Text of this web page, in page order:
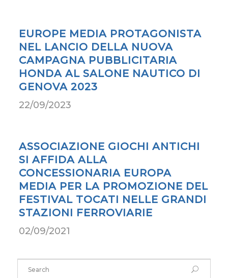
EUROPE MEDIA PROTAGONISTA
NEL LANCIO DELLA NUOVA
CAMPAGNA PUBBLICITARIA
HONDA AL SALONE NAUTICO DI
GENOVA 2023
22/09/2023
ASSOCIAZIONE GIOCHI ANTICHI
SI AFFIDA ALLA
CONCESSIONARIA EUROPA
MEDIA PER LA PROMOZIONE DEL
FESTIVAL TOCATI NELLE GRANDI
STAZIONI FERROVIARIE
02/09/2021